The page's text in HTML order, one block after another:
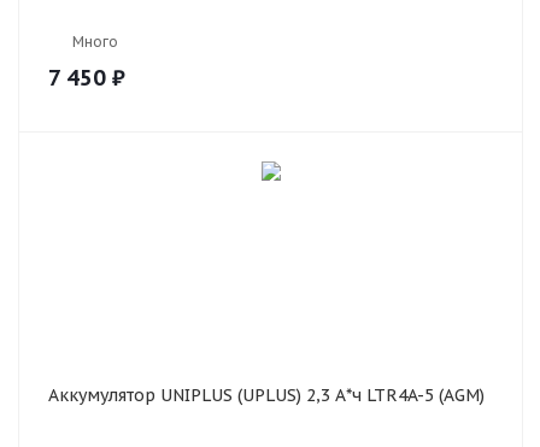
Много
7 450 ₽
Аккумулятор UNIPLUS (UPLUS) 2,3 А*ч LTR4A-5 (AGM)